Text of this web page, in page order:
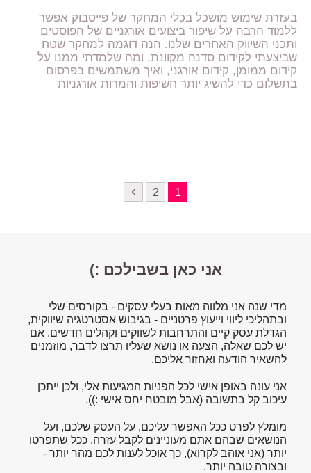
בעזרת שימוש מושכל בכלי המחקר של פייסבוק אפשר
ללמוד הרבה על שיפור ביצועים אורגניים של הפוסטים
ותכני השיווק האחרים שלנו. הנה דוגמה למחקר שטח
שביצעתי לקידום סדנה מקוונת, ומה שלמדתי ממנו על
קידום ממומן, קידום אורגני, ואיך משתמשים בפרסום
בתשלום כדי להשיג יותר חשיפות והמרות אורגניות
1
2
אני כאן בשבילכם :)
מדי שנה אני מלווה מאות בעלי עסקים - בקורסים שלי
ובתהליכי ליווי וייעוץ פרטניים - בגיבוש אסטרטגיה שיווקית,
הגדלת עסק קיים והתרחבות לשווקים וקהלים חדשים. אם
יש לכם שאלה, הצעה או נושא שעליו תרצו לדבר, מוזמנים
להשאיר הודעה ואחזור אליכם.
אני עונה באופן אישי לכל הפניות המגיעות אלי, ולכן ייתכן
עיכוב קל בתשובה (אבל מובטח יחס אישי :)).
מומלץ לפרט ככל האפשר עליכם, על העסק שלכם, ועל
הנושאים שבהם אתם מעוניינים לקבל עזרה. ככל שתפרטו
יותר (אני אוהב לקרוא), כך אוכל לענות לכם מהר יותר -
ובצורה טובה יותר.